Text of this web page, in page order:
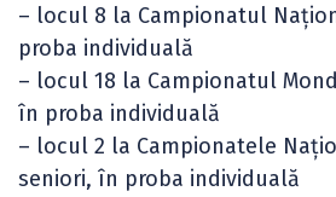
– locul 8 la Campionatul
proba individuală
– locul 18 la Campionatul
în proba individuală
– locul 2 la Campionatele
seniori, în proba individuală